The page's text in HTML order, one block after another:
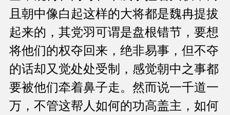
且朝中像白起这样的大将都是魏冉提拔
起来的，其党羽可谓是盘根错节，要想
将他们的权夺回来，绝非易事，但不夺
的话却又觉处处受制，感觉朝中之事都
要被他们牵着鼻子走。然而说一千道一
万，不管这帮人如何的功高盖主，如何